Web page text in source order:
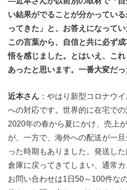
い結果がでることが分かってい
ってきた」と、お答えになってい
この言葉から、自信と共に必ず
悟を感じました。とはいえ、こ
あったと思います。一番大変だっ
近本さん ：やはり新型コロナウ
への対応です。世界的に在宅での
2020年の春から夏にかけ、売上
が、一方で、海外への配送が一
った時期もありました。発送し
倉庫に戻ってきてしまい、通常
お問い合わせは1日50～100件な